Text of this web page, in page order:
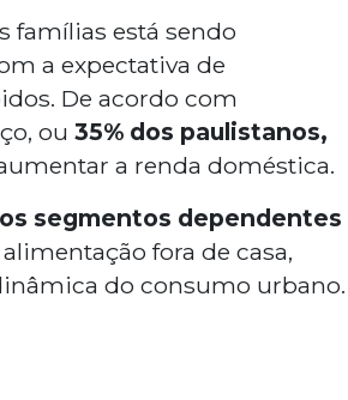
famílias está sendo
a expectativa de
De acordo com
ou 35% dos paulistanos,
a renda doméstica.
segmentos dependentes
fora de casa,
do consumo urbano.